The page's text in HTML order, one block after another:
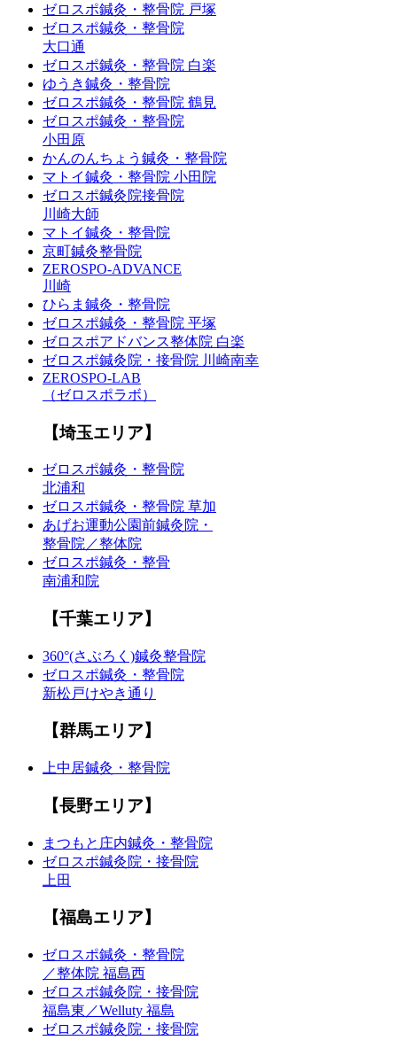
ゼロスポ鍼灸・整骨院 戸塚
ゼロスポ鍼灸・整骨院
大口通
ゼロスポ鍼灸・整骨院 白楽
ゆうき鍼灸・整骨院
ゼロスポ鍼灸・整骨院 鶴見
ゼロスポ鍼灸・整骨院
小田原
かんのんちょう鍼灸・整骨院
マトイ鍼灸・整骨院 小田院
ゼロスポ鍼灸院接骨院
川崎大師
マトイ鍼灸・整骨院
京町鍼灸整骨院
ZEROSPO-ADVANCE
川崎
ひらま鍼灸・整骨院
ゼロスポ鍼灸・整骨院 平塚
ゼロスポアドバンス整体院 白楽
ゼロスポ鍼灸院・接骨院 川崎南幸
ZEROSPO-LAB
（ゼロスポラボ）
【埼玉エリア】
ゼロスポ鍼灸・整骨院
北浦和
ゼロスポ鍼灸・整骨院 草加
あげお運動公園前鍼灸院・
整骨院／整体院
ゼロスポ鍼灸・整骨
南浦和院
【千葉エリア】
360°(さぶろく)鍼灸整骨院
ゼロスポ鍼灸・整骨院
新松戸けやき通り
【群馬エリア】
上中居鍼灸・整骨院
【長野エリア】
まつもと庄内鍼灸・整骨院
ゼロスポ鍼灸院・接骨院
上田
【福島エリア】
ゼロスポ鍼灸・整骨院
／整体院 福島西
ゼロスポ鍼灸院・接骨院
福島東／Welluty 福島
ゼロスポ鍼灸院・接骨院